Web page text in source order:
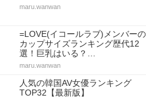
maru.wanwan
=LOVE(イコールラブ)メンバー
カップサイズランキング歴代12
選！巨乳はいる？…
maru.wanwan
人気の韓国AV女優ランキング
TOP32【最新版】